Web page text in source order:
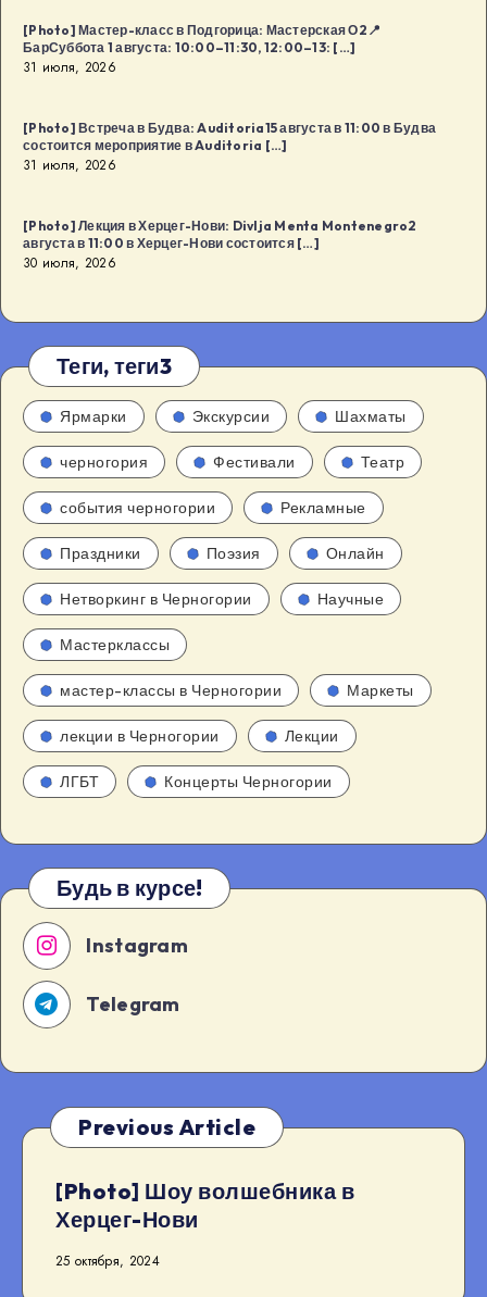
[Photo] Мастер-класс в Подгорица: Мастерская О2📍
БарСуббота 1 августа: 10:00–11:30, 12:00–13: […]
31 июля, 2026
[Photo] Встреча в Будва: Auditoria15 августа в 11:00 в Будва
состоится мероприятие в Auditoria […]
31 июля, 2026
[Photo] Лекция в Херцег-Нови: Divlja Menta Montenegro2
августа в 11:00 в Херцег-Нови состоится […]
30 июля, 2026
Теги, теги3
Ярмарки Экскурсии Шахматы
черногория Фестивали Театр
события черногории Рекламные
Праздники Поэзия Онлайн
Нетворкинг в Черногории Научные
Мастерклассы
мастер-классы в Черногории Маркеты
лекции в Черногории Лекции
ЛГБТ Концерты Черногории
Будь в курсе!
Instagram
Telegram
Previous Article
[Photo] Шоу волшебника в
Херцег-Нови
25 октября, 2024